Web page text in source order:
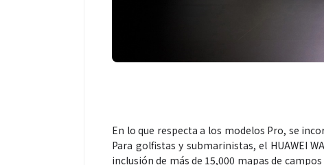
En lo que respecta a los modelos Pro, se
Para golfistas y submarinistas, el HUAWEI
inclusión de más de 15,000 mapas de
“Donde quiera
primer capítulo